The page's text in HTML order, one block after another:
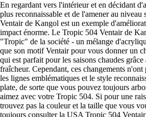
En regardant vers l'intérieur et en décidant
plus reconnaissable et de l'amener au
Ventair de Kangol est un exemple
impact énorme. Le Tropic 504 Ventair de
"Tropic" de la société - un mélange
que son motif Ventair pour vous donner un
qui est parfait pour les saisons chaudes
fraîcheur. Cependant, ces changements
les lignes emblématiques et le style
plate, de sorte que vous pouvez toujours
aimez avec votre Tropic 504. Si pour une
trouvez pas la couleur et la taille que vous
toujours consulter la USA Tropic 504